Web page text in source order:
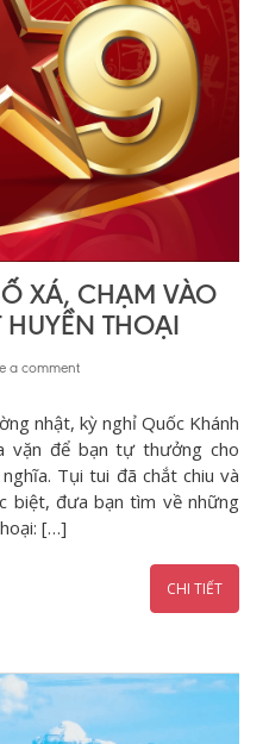
XÁ, CHẠM VÀO
THOẠI
a comment
nhật, kỳ nghỉ Quốc Khánh
vặn để bạn tự thưởng cho
Tụi tui đã chắt chiu và
biệt, đưa bạn tìm về những
[…]
CHI TIẾT